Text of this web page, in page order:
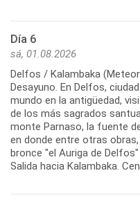
Día 6
sá, 01.08.2026
Delfos / Kalambaka
Desayuno. En Delfos,
mundo en la antigüedad,
de los más sagrados
monte Parnaso, la fuente
en donde entre otras
bronce "el Auriga de Delfos"
Salida hacia Kalambaka.